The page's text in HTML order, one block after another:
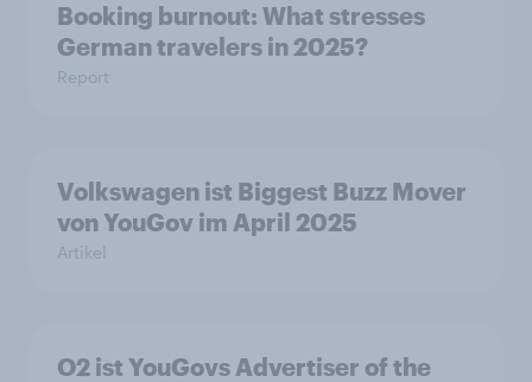
Booking burnout: What stresses
German travelers in 2025?
Report
Volkswagen ist Biggest Buzz Mover
von YouGov im April 2025
Artikel
O2 ist YouGovs Advertiser of the